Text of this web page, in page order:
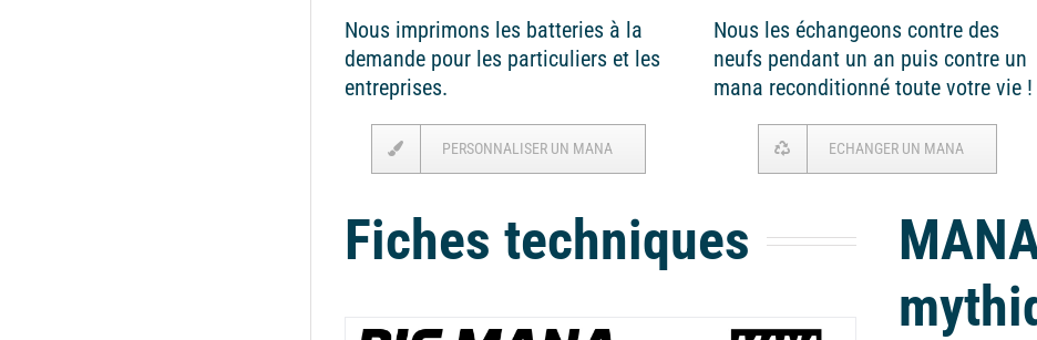
Nous imprimons les batteries à la
demande pour les particuliers et les
entreprises.
PERSONNALISER UN MANA
Nous les échangeons contre des
neufs pendant un an puis contre un
mana reconditionné toute votre vie !
ECHANGER UN MANA
Fiches techniques